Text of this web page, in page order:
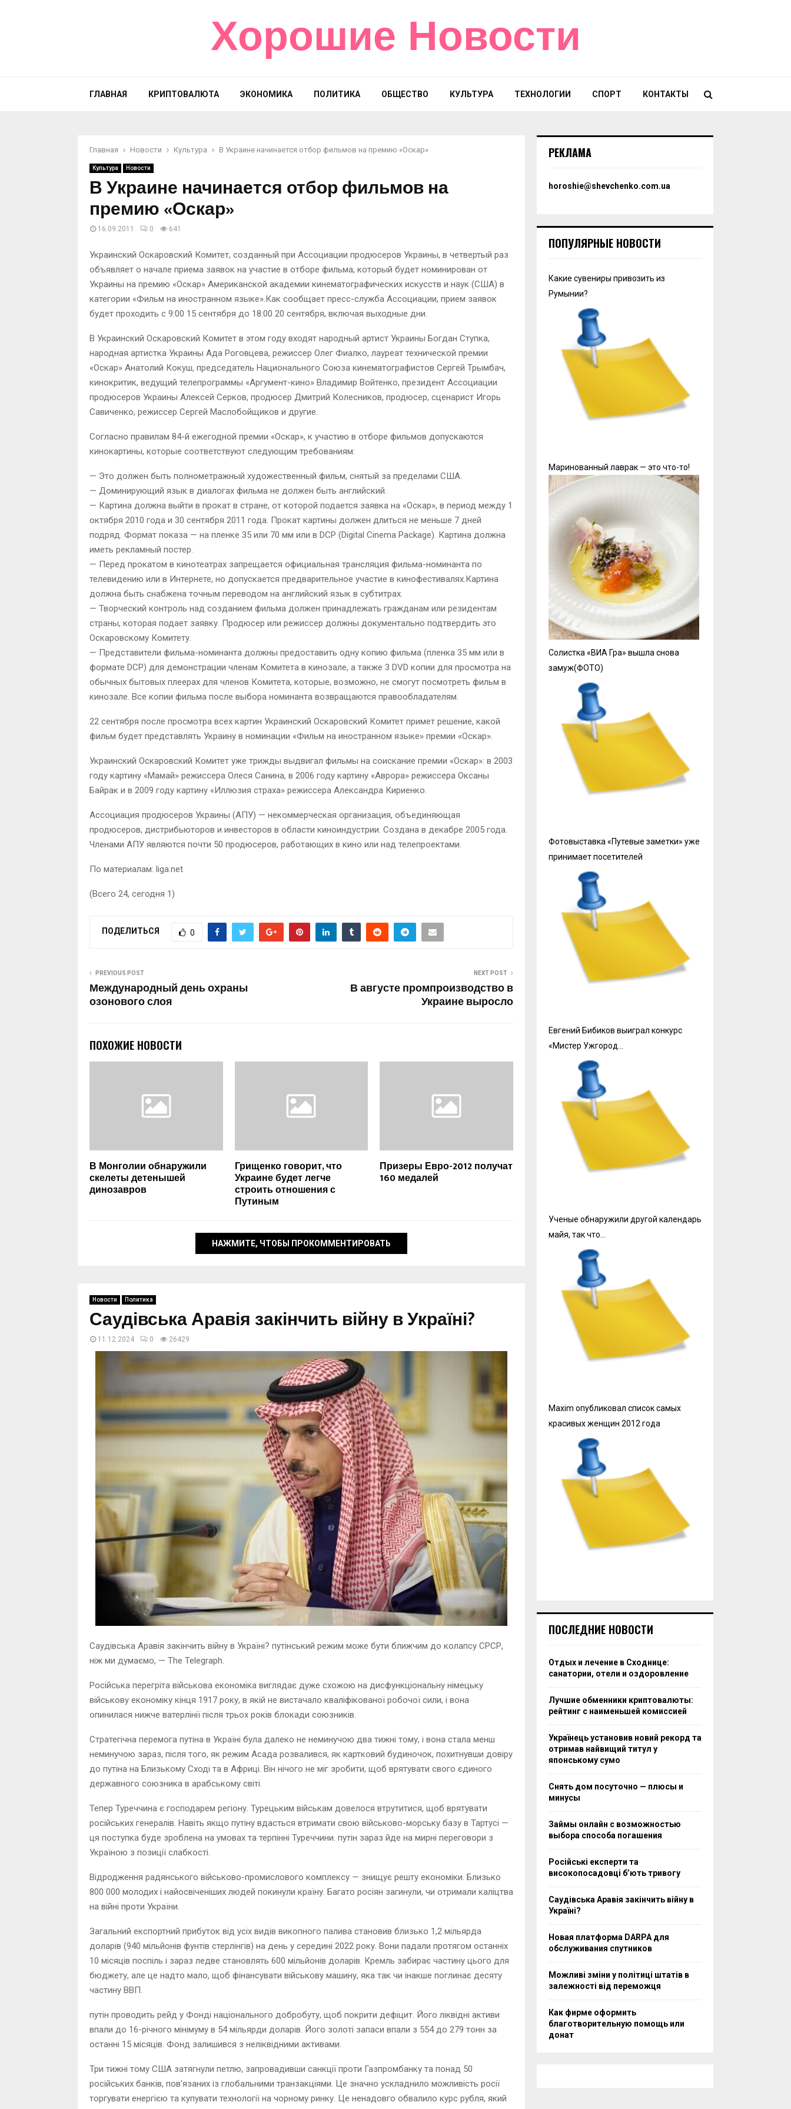
Хорошие Новости
ГЛАВНАЯ КРИПТОВАЛЮТА ЭКОНОМИКА ПОЛИТИКА ОБЩЕСТВО КУЛЬТУРА ТЕХНОЛОГИИ СПОРТ КОНТАКТЫ
Главная Новости Культура В Украине начинается отбор фильмов на премию «Оскар»
Культура Новости
В Украине начинается отбор фильмов на
премию «Оскар»
16.09.2011 0 641
Украинский Оскаровский Комитет, созданный при Ассоциации продюсеров Украины, в четвертый раз
объявляет о начале приема заявок на участие в отборе фильма, который будет номинирован от
Украины на премию «Оскар» Американской академии кинематографических искусств и наук (США) в
категории «Фильм на иностранном языке».Как сообщает пресс-служба Ассоциации, прием заявок
будет проходить с 9:00 15 сентября до 18:00 20 сентября, включая выходные дни.
В Украинский Оскаровский Комитет в этом году входят народный артист Украины Богдан Ступка,
народная артистка Украины Ада Роговцева, режиссер Олег Фиалко, лауреат технической премии
«Оскар» Анатолий Кокуш, председатель Национального Союза кинематографистов Сергей Трымбач,
кинокритик, ведущий телепрограммы «Аргумент-кино» Владимир Войтенко, президент Ассоциации
продюсеров Украины Алексей Серков, продюсер Дмитрий Колесников, продюсер, сценарист Игорь
Савиченко, режиссер Сергей Маслобойщиков и другие.
Согласно правилам 84-й ежегодной премии «Оскар», к участию в отборе фильмов допускаются
кинокартины, которые соответствуют следующим требованиям:
— Это должен быть полнометражный художественный фильм, снятый за пределами США.
— Доминирующий язык в диалогах фильма не должен быть английский.
— Картина должна выйти в прокат в стране, от которой подается заявка на «Оскар», в период между 1
октября 2010 года и 30 сентября 2011 года. Прокат картины должен длиться не меньше 7 дней
подряд. Формат показа — на пленке 35 или 70 мм или в DCP (Digital Cinema Package). Картина должна
иметь рекламный постер.
— Перед прокатом в кинотеатрах запрещается официальная трансляция фильма-номинанта по
телевидению или в Интернете, но допускается предварительное участие в кинофестивалях.Картина
должна быть снабжена точным переводом на английский язык в субтитрах.
— Творческий контроль над созданием фильма должен принадлежать гражданам или резидентам
страны, которая подает заявку. Продюсер или режиссер должны документально подтвердить это
Оскаровскому Комитету.
— Представители фильма-номинанта должны предоставить одну копию фильма (пленка 35 мм или в
формате DCP) для демонстрации членам Комитета в кинозале, а также 3 DVD копии для просмотра на
обычных бытовых плеерах для членов Комитета, которые, возможно, не смогут посмотреть фильм в
кинозале. Все копии фильма после выбора номинанта возвращаются правообладателям.
22 сентября после просмотра всех картин Украинский Оскаровский Комитет примет решение, какой
фильм будет представлять Украину в номинации «Фильм на иностранном языке» премии «Оскар».
Украинский Оскаровский Комитет уже трижды выдвигал фильмы на соискание премии «Оскар»: в 2003
году картину «Мамай» режиссера Олеся Санина, в 2006 году картину «Аврора» режиссера Оксаны
Байрак и в 2009 году картину «Иллюзия страха» режиссера Александра Кириенко.
Ассоциация продюсеров Украины (АПУ) — некоммерческая организация, объединяющая
продюсеров, дистрибьюторов и инвесторов в области киноиндустрии. Создана в декабре 2005 года.
Членами АПУ являются почти 50 продюсеров, работающих в кино или над телепроектами.
По материалам: liga.net
(Всего 24, сегодня 1)
ПОДЕЛИТЬСЯ 0
PREVIOUS POST
Международный день охраны
озонового слоя
NEXT POST
В августе промпроизводство в
Украине выросло
ПОХОЖИЕ НОВОСТИ
В Монголии обнаружили
скелеты детенышей
динозавров
Грищенко говорит, что
Украине будет легче
строить отношения с
Путиным
Призеры Евро-2012 получат
160 медалей
НАЖМИТЕ, ЧТОБЫ ПРОКОММЕНТИРОВАТЬ
Новости Политика
Саудівська Аравія закінчить війну в Україні?
11.12.2024 0 26429
Саудівська Аравія закінчить війну в Україні? путінський режим може бути ближчим до колапсу СРСР,
ніж ми думаємо, — The Telegraph.
Російська перегріта військова економіка виглядає дуже схожою на дисфункціональну німецьку
військову економіку кінця 1917 року, в якій не вистачало кваліфікованої робочої сили, і вона
опинилася нижче ватерлінії після трьох років блокади союзників.
Стратегічна перемога путіна в Україні була далеко не неминучою два тижні тому, і вона стала менш
неминучою зараз, після того, як режим Асада розвалився, як картковий будиночок, похитнувши довіру
до путіна на Близькому Сході та в Африці. Він нічого не міг зробити, щоб врятувати свого єдиного
державного союзника в арабському світі.
Тепер Туреччина є господарем регіону. Турецьким військам довелося втрутитися, щоб врятувати
російських генералів. Навіть якщо путіну вдасться втримати свою військово-морську базу в Тартусі —
ця поступка буде зроблена на умовах та терпінні Туреччини. путін зараз йде на мирні переговори з
Україною з позиції слабкості.
Відродження радянського військово-промислового комплексу — знищує решту економіки. Близько
800 000 молодих і найосвіченіших людей покинули країну. Багато росіян загинули, чи отримали каліцтва
на війні проти України.
Загальний експортний прибуток від усіх видів викопного палива становив близько 1,2 мільярда
доларів (940 мільйонів фунтів стерлінгів) на день у середині 2022 року. Вони падали протягом останніх
10 місяців поспіль і зараз ледве становлять 600 мільйонів доларів. Кремль забирає частину цього для
бюджету, але це надто мало, щоб фінансувати військову машину, яка так чи інакше поглинає десяту
частину ВВП.
путін проводить рейд у Фонді національного добробуту, щоб покрити дефіцит. Його ліквідні активи
впали до 16-річного мінімуму в 54 мільярди доларів. Його золоті запаси впали з 554 до 279 тонн за
останні 15 місяців. Фонд залишився з неліквідними активами.
Три тижні тому США затягнули петлю, запровадивши санкції проти Газпромбанку та понад 50
російських банків, пов’язаних із глобальними транзакціями. Це значно ускладнило можливість росії
торгувати енергією та купувати технології на чорному ринку. Це ненадовго обвалило курс рубля, який
РЕКЛАМА
horoshie@shevchenko.com.ua
ПОПУЛЯРНЫЕ НОВОСТИ
Какие сувениры привозить из
Румынии?
Маринованный лаврак — это что-то!
Солистка «ВИА Гра» вышла снова
замуж(ФОТО)
Фотовыставка «Путевые заметки» уже
принимает посетителей
Евгений Бибиков выиграл конкурс
«Мистер Ужгород…
Ученые обнаружили другой календарь
майя, так что…
Maxim опубликовал список самых
красивых женщин 2012 года
ПОСЛЕДНИЕ НОВОСТИ
Отдых и лечение в Сходнице:
санатории, отели и оздоровление
Лучшие обменники криптовалюты:
рейтинг с наименьшей комиссией
Українець установив новий рекорд та
отримав найвищий титул у
японському сумо
Снять дом посуточно — плюсы и
минусы
Займы онлайн с возможностью
выбора способа погашения
Російські експерти та
високопосадовці бʼють тривогу
Саудівська Аравія закінчить війну в
Україні?
Новая платформа DARPA для
обслуживания спутников
Можливі зміни у політиці штатів в
залежності від переможця
Как фирме оформить
благотворительную помощь или
донат